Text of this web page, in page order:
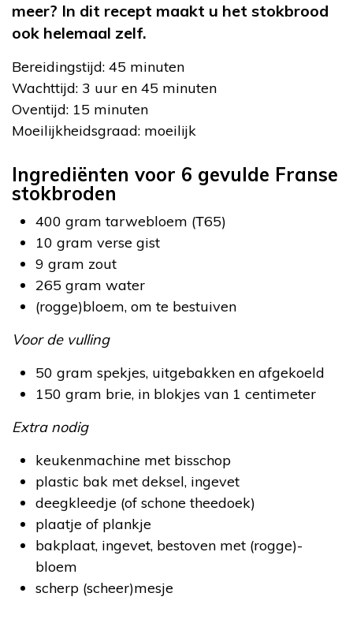
meer? In dit recept maakt u het stokbrood
ook helemaal zelf.
Bereidingstijd: 45 minuten
Wachttijd: 3 uur en 45 minuten
Oventijd: 15 minuten
Moeilijkheidsgraad: moeilijk
Ingrediënten voor 6 gevulde Franse
stokbroden
400 gram tarwebloem (Т65)
10 gram verse gist
9 gram zout
265 gram water
(rogge)bloem, om te bestuiven
Voor de vulling
50 gram spekjes, uitgebakken en afgekoeld
150 gram brie, in blokjes van 1 centimeter
Extra nodig
keukenmachine met bisschop
plastic bak met deksel, ingevet
deegkleedje (of schone theedoek)
plaatje of plankje
bakplaat, ingevet, bestoven met (rogge)-
bloem
scherp (scheer)mesje